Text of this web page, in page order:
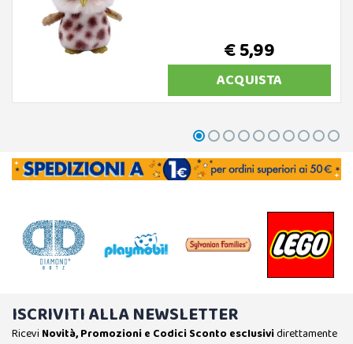
€ 5,99
ACQUISTA
ISCRIVITI ALLA NEWSLETTER
Ricevi Novità, Promozioni e Codici Sconto esclusividirettamente